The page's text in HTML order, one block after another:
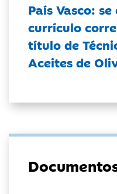
País Vasco:
currículo
título de
Aceites de